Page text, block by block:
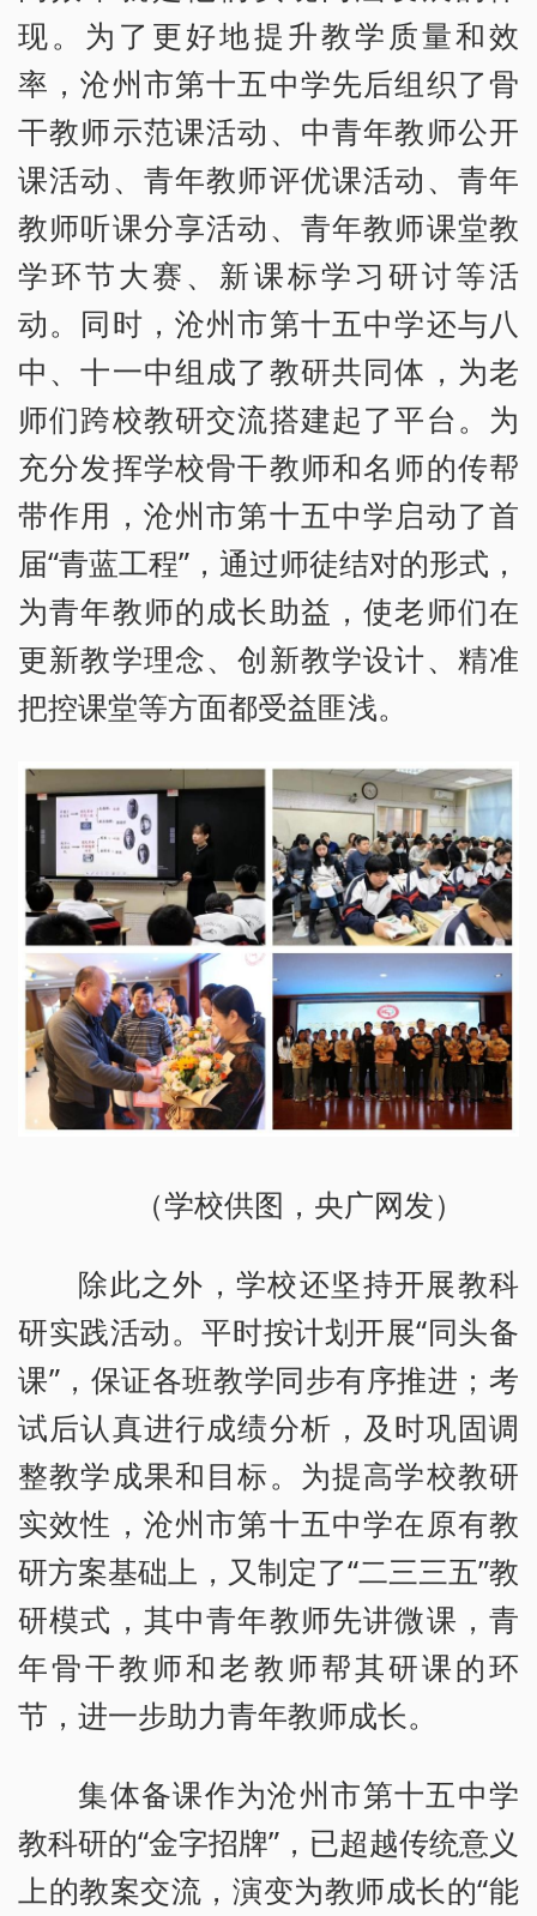
现。为了更好地提升教学质量和效
率，沧州市第十五中学先后组织了骨
干教师示范课活动、中青年教师公开
课活动、青年教师评优课活动、青年
教师听课分享活动、青年教师课堂教
学环节大赛、新课标学习研讨等活
动。同时，沧州市第十五中学还与八
中、十一中组成了教研共同体，为老
师们跨校教研交流搭建起了平台。为
充分发挥学校骨干教师和名师的传帮
带作用，沧州市第十五中学启动了首
届“青蓝工程”，通过师徒结对的形式，
为青年教师的成长助益，使老师们在
更新教学理念、创新教学设计、精准
把控课堂等方面都受益匪浅。
（学校供图，央广网发）
除此之外，学校还坚持开展教科
研实践活动。平时按计划开展“同头备
课”，保证各班教学同步有序推进；考
试后认真进行成绩分析，及时巩固调
整教学成果和目标。为提高学校教研
实效性，沧州市第十五中学在原有教
研方案基础上，又制定了“二三三五”教
研模式，其中青年教师先讲微课，青
年骨干教师和老教师帮其研课的环
节，进一步助力青年教师成长。
集体备课作为沧州市第十五中学
教科研的“金字招牌”，已超越传统意义
上的教案交流，演变为教师成长的“能